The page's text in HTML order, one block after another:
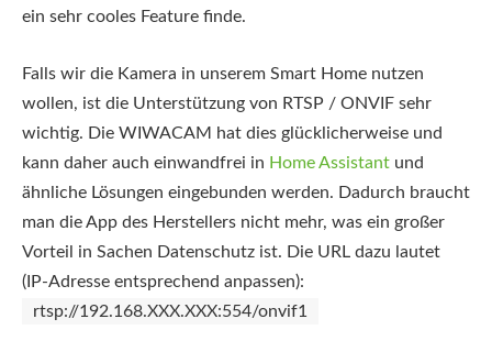
ein sehr cooles Feature finde.
Falls wir die Kamera in unserem Smart Home nutzen
wollen, ist die Unterstützung von RTSP / ONVIF sehr
wichtig. Die WIWACAM hat dies glücklicherweise und
kann daher auch einwandfrei in Home Assistant und
ähnliche Lösungen eingebunden werden. Dadurch braucht
man die App des Herstellers nicht mehr, was ein großer
Vorteil in Sachen Datenschutz ist. Die URL dazu lautet
(IP-Adresse entsprechend anpassen):
rtsp://192.168.XXX.XXX:554/onvif1